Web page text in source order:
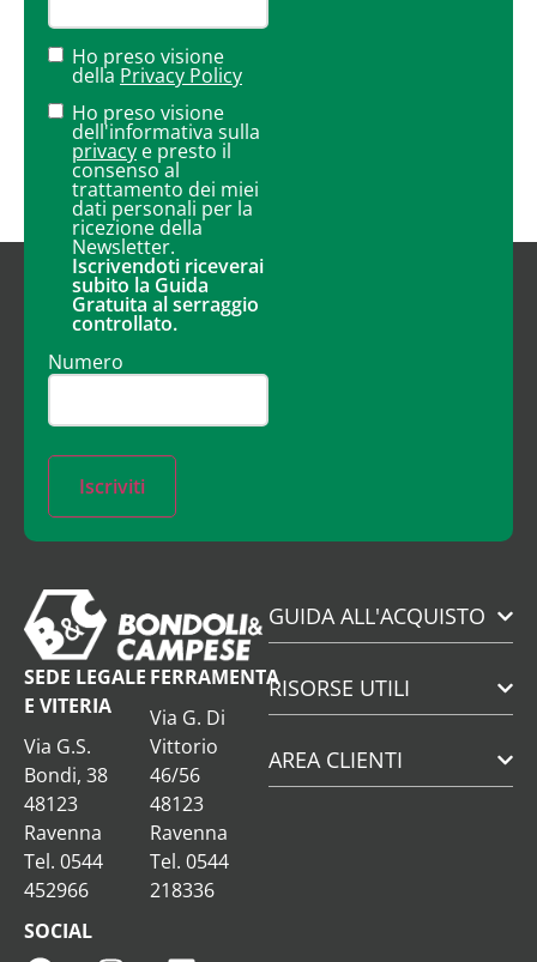
Ho preso visione
della Privacy Policy
Ho preso visione
dell'informativa sulla
privacy e presto il
consenso al
trattamento dei miei
dati personali per la
ricezione della
Newsletter.
Iscrivendoti riceverai
subito la Guida
Gratuita al serraggio
controllato.
Numero
Iscriviti
SEDE LEGALE
E VITERIA
Via G.S.
Bondi, 38
48123
Ravenna
Tel. 0544
452966
FERRAMENTA
Via G. Di
Vittorio
46/56
48123
Ravenna
Tel. 0544
218336
SOCIAL
GUIDA ALL'ACQUISTO
RISORSE UTILI
AREA CLIENTI